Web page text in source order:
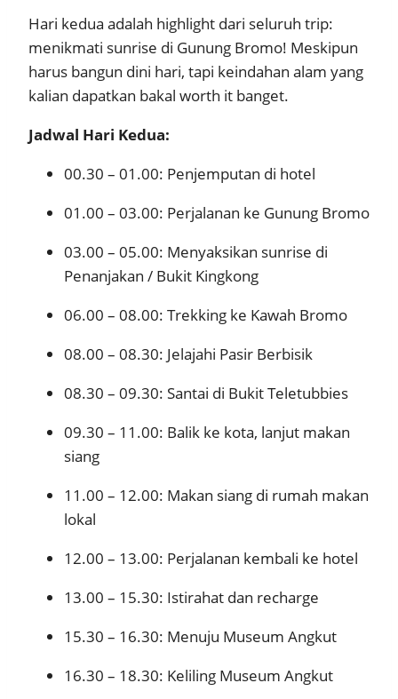
Hari kedua adalah highlight dari seluruh trip:
menikmati sunrise di Gunung Bromo! Meskipun
harus bangun dini hari, tapi keindahan alam yang
kalian dapatkan bakal worth it banget.
Jadwal Hari Kedua:
00.30 – 01.00: Penjemputan di hotel
01.00 – 03.00: Perjalanan ke Gunung Bromo
03.00 – 05.00: Menyaksikan sunrise di
Penanjakan / Bukit Kingkong
06.00 – 08.00: Trekking ke Kawah Bromo
08.00 – 08.30: Jelajahi Pasir Berbisik
08.30 – 09.30: Santai di Bukit Teletubbies
09.30 – 11.00: Balik ke kota, lanjut makan
siang
11.00 – 12.00: Makan siang di rumah makan
lokal
12.00 – 13.00: Perjalanan kembali ke hotel
13.00 – 15.30: Istirahat dan recharge
15.30 – 16.30: Menuju Museum Angkut
16.30 – 18.30: Keliling Museum Angkut